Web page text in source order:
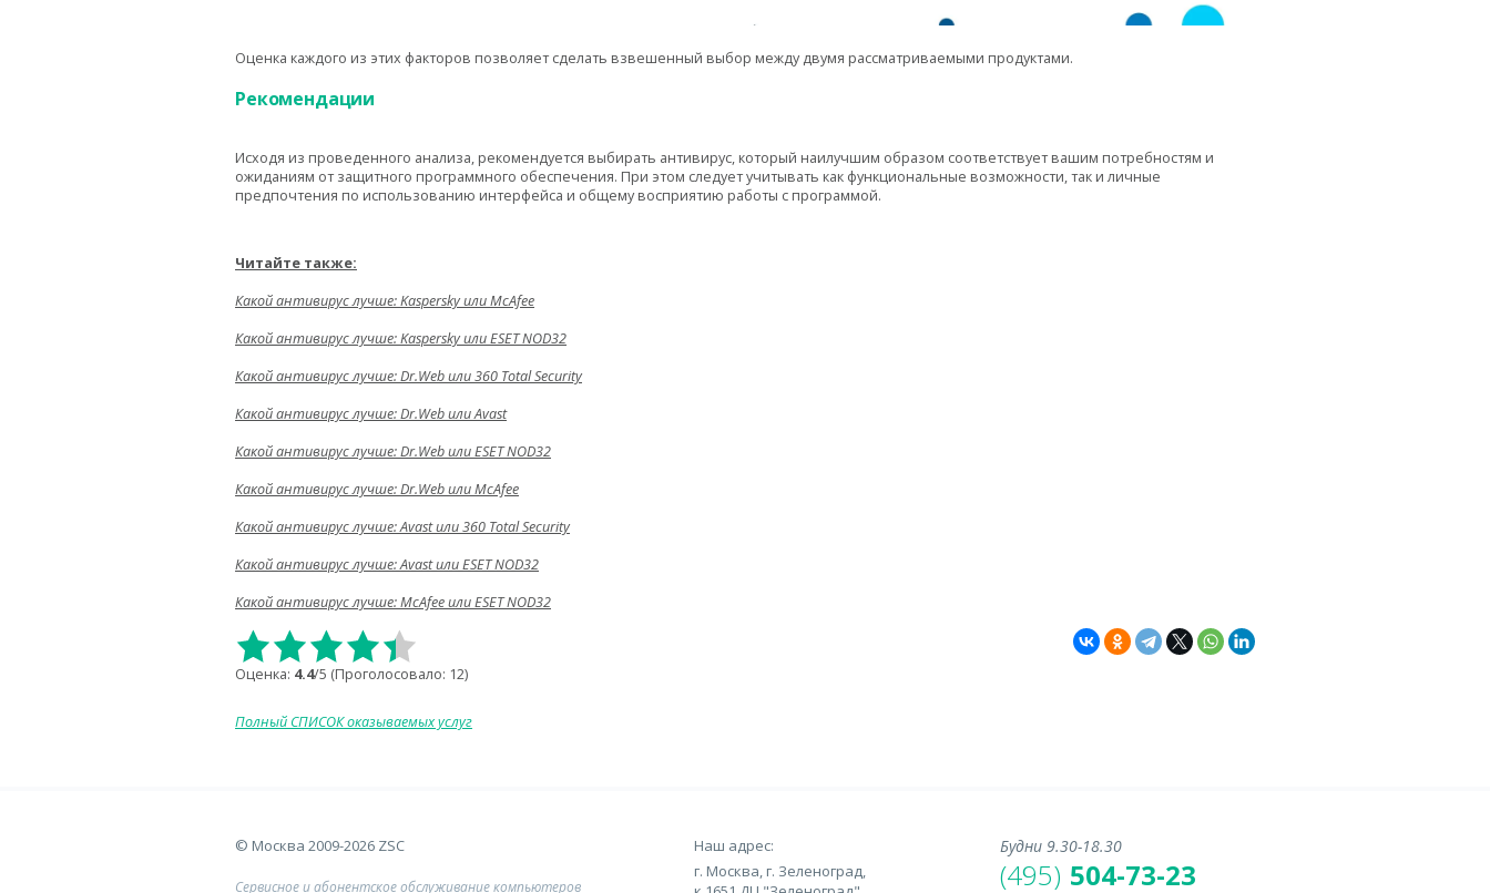
Оценка каждого из этих факторов позволяет сделать взвешенный выбор между двумя рассматриваемыми продуктами.
Рекомендации
Исходя из проведенного анализа, рекомендуется выбирать антивирус, который наилучшим образом соответствует вашим потребностям и
ожиданиям от защитного программного обеспечения. При этом следует учитывать как функциональные возможности, так и личные
предпочтения по использованию интерфейса и общему восприятию работы с программой.
Читайте также:
Какой антивирус лучше: Kaspersky или McAfee
Какой антивирус лучше: Kaspersky или ESET NOD32
Какой антивирус лучше: Dr.Web или 360 Total Security
Какой антивирус лучше: Dr.Web или Avast
Какой антивирус лучше: Dr.Web или ESET NOD32
Какой антивирус лучше: Dr.Web или McAfee
Какой антивирус лучше: Avast или 360 Total Security
Какой антивирус лучше: Avast или ESET NOD32
Какой антивирус лучше: McAfee или ESET NOD32
Оценка: 4.4/5 (Проголосовало: 12)
Полный СПИСОК оказываемых услуг
© Москва 2009-2026 ZSC
Сервисное и абонентское обслуживание компьютеров
Наш адрес:
г. Москва, г. Зеленоград,
Будни 9.30-18.30
(495) 504-73-23